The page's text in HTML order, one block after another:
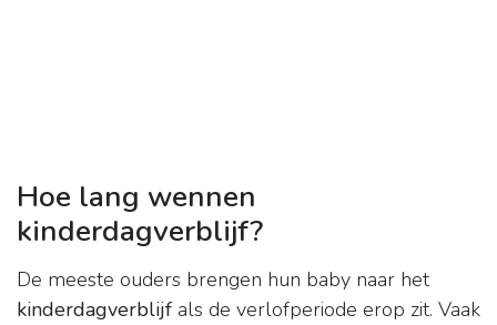
Hoe lang wennen
kinderdagverblijf?
De meeste ouders brengen hun baby naar het
kinderdagverblijf als de verlofperiode erop zit. Vaak